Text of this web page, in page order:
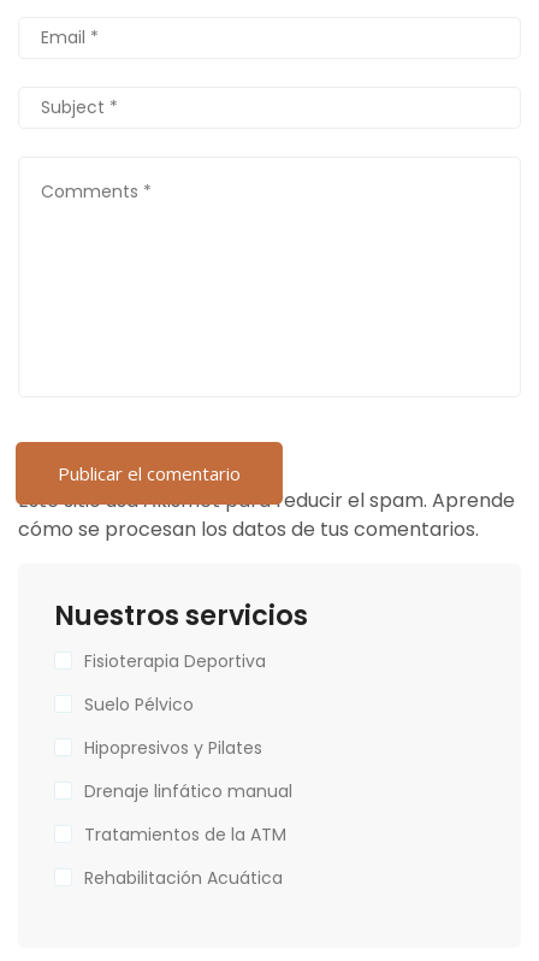
Este sitio usa Akismet para reducir el spam. Aprende
cómo se procesan los datos de tus comentarios.
Nuestros servicios
Fisioterapia Deportiva
Suelo Pélvico
Hipopresivos y Pilates
Drenaje linfático manual
Tratamientos de la ATM
Rehabilitación Acuática